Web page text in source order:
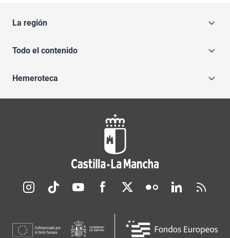
La región
Todo el contenido
Hemeroteca
Redes sociales JCCM